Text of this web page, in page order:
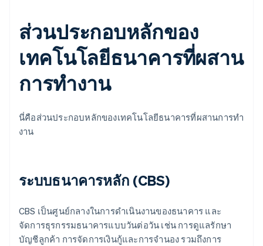
ส่วนประกอบหลักของ
เทคโนโลยีธนาคารที่ผสาน
การทํางาน
นี่คือส่วนประกอบหลักของเทคโนโลยีธนาคารที่ผสานการทํา
งาน
ระบบธนาคารหลัก (CBS)
CBS เป็นศูนย์กลางในการดําเนินงานของธนาคาร และ
จัดการธุรกรรมธนาคารแบบวันต่อวัน เช่น การดูแลรักษา
บัญชีลูกค้า การจัดการเงินกู้และการจํานอง รวมถึงการ